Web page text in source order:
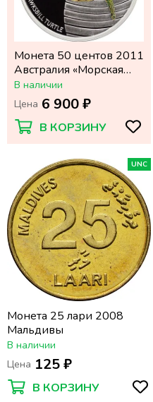
Монета 50 центов 2011
Австралия «Морская
жизнь Австралии:
Черепаха бисса»
В наличии
Цена 6 900 ₽
В КОРЗИНУ
UNC
Монета 25 лари 2008
Мальдивы
В наличии
Цена 125 ₽
В КОРЗИНУ